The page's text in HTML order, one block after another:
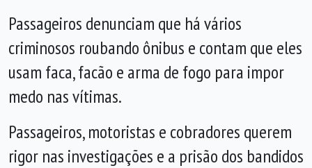
Passageiros denunciam que há vários
criminosos roubando ônibus e contam que eles
usam faca, facão e arma de fogo para impor
medo nas vítimas.
Passageiros, motoristas e cobradores querem
rigor nas investigações e a prisão dos bandidos